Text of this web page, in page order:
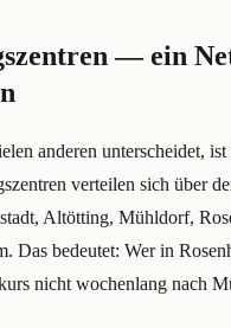
— ein
anderen unterscheidet,
verteilen sich über
Altötting, Mühldorf,
Das bedeutet: Wer in
nicht wochenlang nach